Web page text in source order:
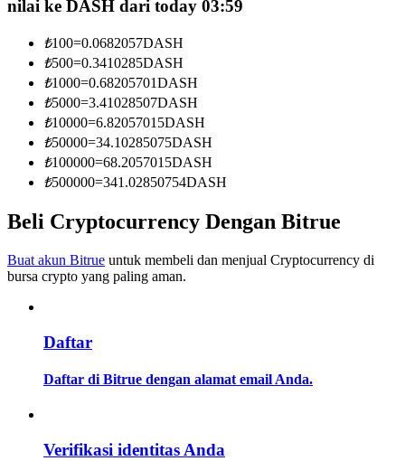
Informasi
Analisis data besar termasuk info perdagangan, dll.
nilai ke DASH dari today 03:59
₺100=0.0682057DASH
₺500=0.3410285DASH
₺1000=0.68205701DASH
₺5000=3.41028507DASH
₺10000=6.82057015DASH
₺50000=34.10285075DASH
₺100000=68.2057015DASH
₺500000=341.02850754DASH
Beli Cryptocurrency Dengan Bitrue
Buat akun Bitrue untuk membeli dan menjual Cryptocurrency di
bursa crypto yang paling aman.
Daftar
Daftar di Bitrue dengan alamat email Anda.
Verifikasi identitas Anda